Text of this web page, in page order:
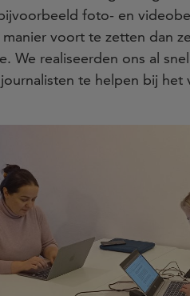
foto- en
voort te zetten dan
We realiseerden ons al
te helpen bij het